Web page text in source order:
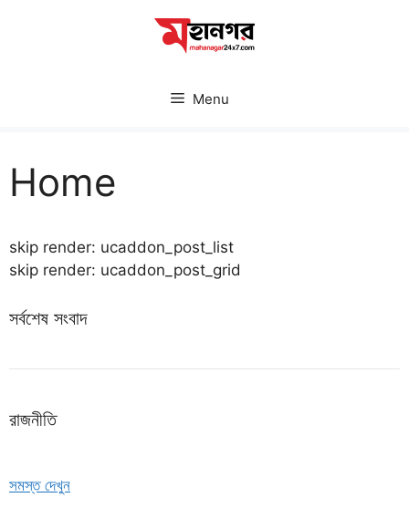
Menu
Home
skip render: ucaddon_post_list
skip render: ucaddon_post_grid
সর্বশেষ সংবাদ
রাজনীতি
সমস্ত দেখুন